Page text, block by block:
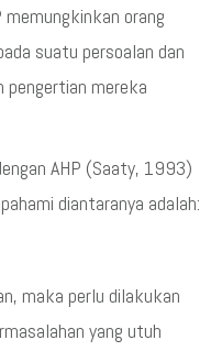
memungkinkan orang
suatu persoalan dan
pengertian mereka
AHP (Saaty, 1993)
diantaranya adalah:
maka perlu dilakukan
yang utuh